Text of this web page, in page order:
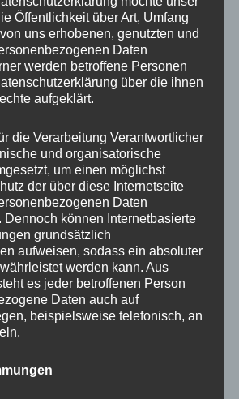
nicht zu Gesicht zu bekommen.
ich mich gefreut, die wirklich
Neumünster zu sehen.
auch die Polarfüchse, weil
gerne mag. Der Gähner auf
schon an, dass nicht viel
war. Es war eher Zeit für
ist es halt.
Öffentlichkeit über Art, Umfang
uns erhobenen, genutzten und
Daten
werden betroffene Personen
über die ihnen
aufgeklärt.
die Verarbeitung Verantwortlicher
und organisatorische
um einen möglichst
der über diese Internetseite
Daten
Dennoch können Internetbasierte
grundsätzlich
aufweisen, sodass ein absoluter
werden kann. Aus
es jeder betroffenen Person
Daten auch auf
beispielsweise telefonisch, an